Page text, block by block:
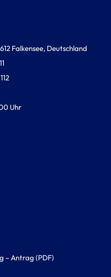
Falkensee, Deutschland
Uhr
– Antrag (PDF)